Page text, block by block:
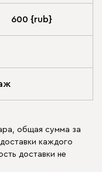
600 {rub}
общая сумма за
каждого
доставки не